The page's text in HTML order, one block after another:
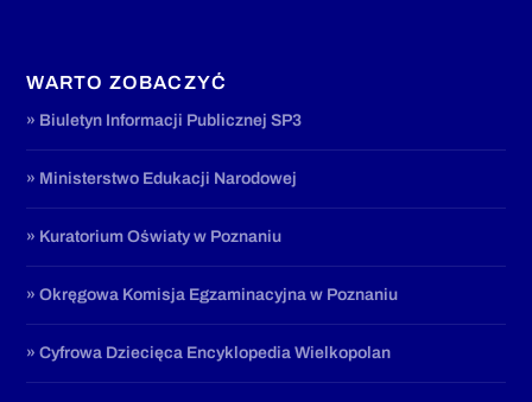
WARTO ZOBACZYĆ
» Biuletyn Informacji Publicznej SP3
» Ministerstwo Edukacji Narodowej
» Kuratorium Oświaty w Poznaniu
» Okręgowa Komisja Egzaminacyjna w Poznaniu
» Cyfrowa Dziecięca Encyklopedia Wielkopolan